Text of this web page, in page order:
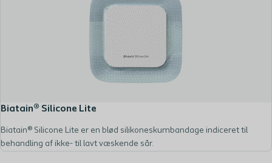
Biatain® Silicone Lite
Biatain® Silicone Lite er en blød silikoneskumbandage indiceret til
behandling af ikke- til lavt væskende sår.